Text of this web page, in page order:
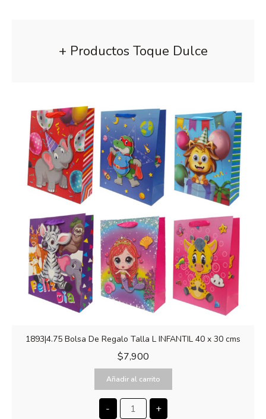
+ Productos Toque Dulce
1893|4.75 Bolsa De Regalo Talla L INFANTIL 40 x 30 cms
$7,900
Añadir al carrito
- +